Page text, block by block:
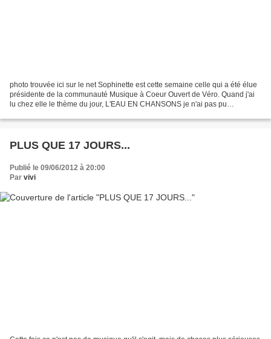
photo trouvée ici sur le net Sophinette est cette semaine celle qui a été élue
présidente de la communauté Musique à Coeur Ouvert de Véro. Quand j'ai
lu chez elle le thème du jour, L'EAU EN CHANSONS je n'ai pas pu
PLUS QUE 17 JOURS...
Publié le 09/06/2012 à 20:00
Par vivi